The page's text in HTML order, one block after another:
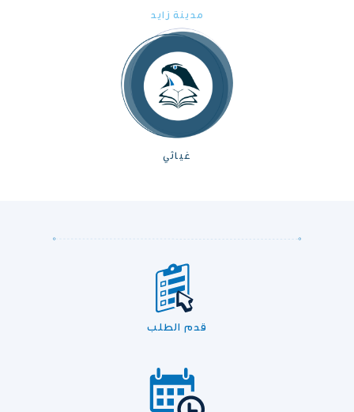
مدينة زايد
غياثي
قدم الطلب